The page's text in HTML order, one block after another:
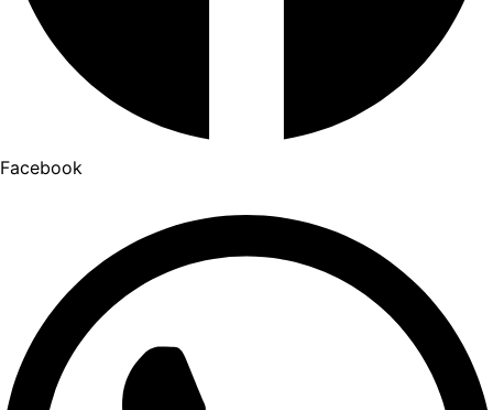
Facebook